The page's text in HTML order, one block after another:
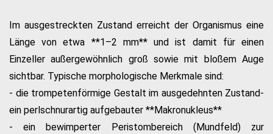
Im ausgestreckten Zustand erreicht der Organismus eine
Länge von etwa **1–2 mm** und ist damit für einen
Einzeller außergewöhnlich groß sowie mit bloßem Auge
sichtbar. Typische morphologische Merkmale sind:
- die trompetenförmige Gestalt im ausgedehnten Zustand-
ein perlschnurartig aufgebauter **Makronukleus**
- ein bewimperter Peristombereich (Mundfeld) zur